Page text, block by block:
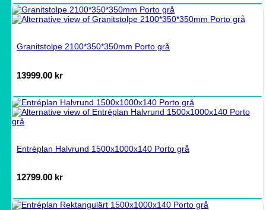
Granitstolpe 2100*350*350mm Porto grå
13999.00 kr
Entréplan Halvrund 1500x1000x140 Porto grå
12799.00 kr